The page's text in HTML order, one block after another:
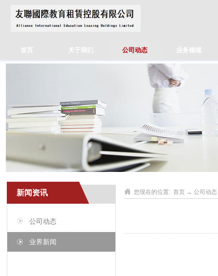
首页 关于我们 公司动态 业务领域
新闻资讯
公司动态
业界新闻
您现在的位置: 首页 → 公司动态